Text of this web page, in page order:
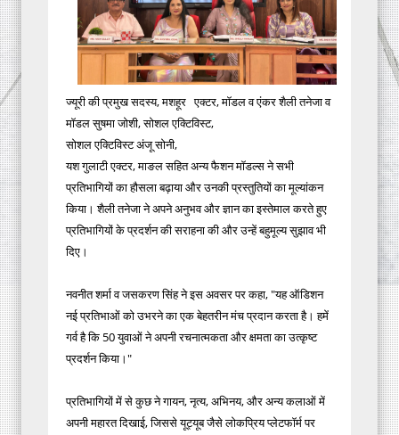
ज्यूरी की प्रमुख सदस्य, मशहूर एक्टर, मॉडल व एंकर शैली तनेजा व
मॉडल सुषमा जोशी, सोशल एक्टिविस्ट,
सोशल एक्टिविस्ट अंजू सोनी,
यश गुलाटी एक्टर, माङल सहित अन्य फैशन मॉडल्स ने सभी
प्रतिभागियों का हौसला बढ़ाया और उनकी प्रस्तुतियों का मूल्यांकन
किया। शैली तनेजा ने अपने अनुभव और ज्ञान का इस्तेमाल करते हुए
प्रतिभागियों के प्रदर्शन की सराहना की और उन्हें बहुमूल्य सुझाव भी
दिए।
नवनीत शर्मा व जसकरण सिंह ने इस अवसर पर कहा, "यह ऑडिशन
नई प्रतिभाओं को उभरने का एक बेहतरीन मंच प्रदान करता है। हमें
गर्व है कि 50 युवाओं ने अपनी रचनात्मकता और क्षमता का उत्कृष्ट
प्रदर्शन किया।"
प्रतिभागियों में से कुछ ने गायन, नृत्य, अभिनय, और अन्य कलाओं में
अपनी महारत दिखाई, जिससे यूट्यूब जैसे लोकप्रिय प्लेटफॉर्म पर